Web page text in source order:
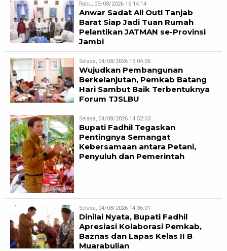
Rabu, 05/08/2026 16:14:14
Anwar Sadat All Out! Tanjab
Barat Siap Jadi Tuan Rumah
Pelantikan JATMAN se-Provinsi
Jambi
Selasa, 04/08/2026 15:04:06
Wujudkan Pembangunan
Berkelanjutan, Pemkab Batang
Hari Sambut Baik Terbentuknya
Forum TJSLBU
Selasa, 04/08/2026 14:52:03
Bupati Fadhil Tegaskan
Pentingnya Semangat
Kebersamaan antara Petani,
Penyuluh dan Pemerintah
Selasa, 04/08/2026 14:36:01
Dinilai Nyata, Bupati Fadhil
Apresiasi Kolaborasi Pemkab,
Baznas dan Lapas Kelas II B
Muarabulian